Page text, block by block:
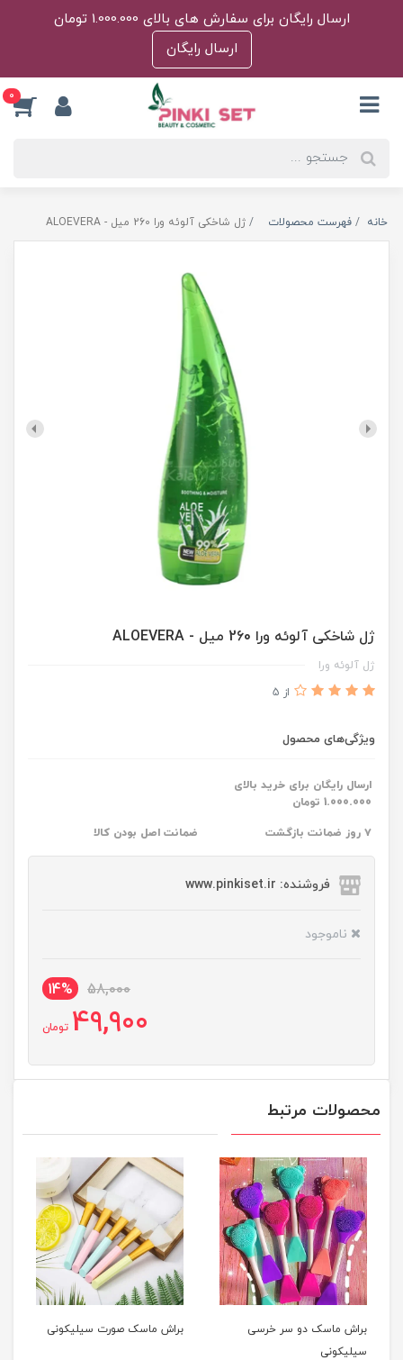
ارسال رایگان برای سفارش های بالای 1.000.000 تومان
ارسال رایگان
0
خانه فهرست محصولات ژل شاخکی آلوئه ورا 260 میل - ALOEVERA
ژل شاخکی آلوئه ورا 260 میل - ALOEVERA
ژل آلوئه ورا
از 5
ویژگی‌های محصول
ارسال رایگان برای خرید بالای
1.000.000 تومان
۷ روز ضمانت بازگشت ضمانت اصل بودن کالا
فروشنده: www.pinkiset.ir
ناموجود
58,000
14%
49,900 تومان
محصولات مرتبط
براش ماسک دو سر خرسی
سیلیکونی
براش ماسک صورت سیلیکونی